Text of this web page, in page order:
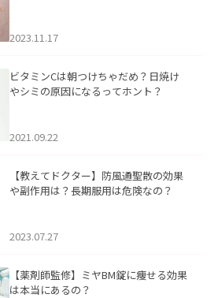
2023.11.17
ビタミンCは朝つけちゃだめ？日焼け
やシミの原因になるってホント？
2021.09.22
【教えてドクター】防風通聖散の効果
や副作用は？長期服用は危険なの？
2023.07.27
【薬剤師監修】ミヤBM錠に痩せる効果
は本当にあるの？